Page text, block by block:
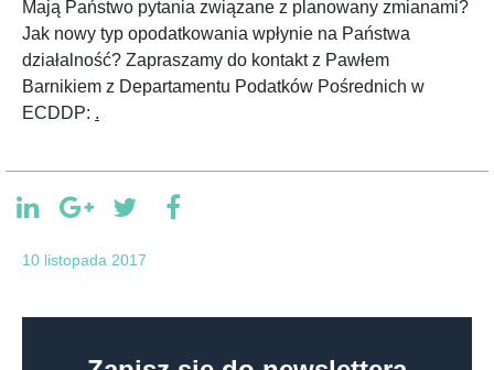
Mają Państwo pytania związane z planowany zmianami?
Jak nowy typ opodatkowania wpłynie na Państwa
działalność? Zapraszamy do kontakt z Pawłem
Barnikiem z Departamentu Podatków Pośrednich w
ECDDP: .
10 listopada 2017